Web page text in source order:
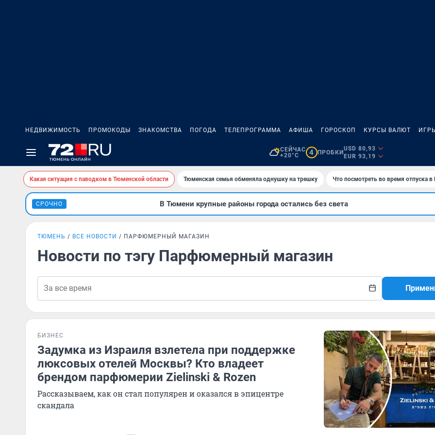
НЕДВИЖИМОСТЬ ПРОМОКОДЫ ЗНАКОМСТВА ПОГОДА ТЕЛЕПРОГРАММА АФИША ГОРОСКОП КУРСЫ ВАЛЮТ
СЕЙЧАС
+20°C
4 ПРОБКИ
USD 80,93
EUR 93,19
Какая ситуация с паводком в Тюменской области Тюменская семья обменяла однушку на трешку Что посмотреть во время отпуска в
СРОЧНО В Тюмени крупные районы города остались без света
ТЮМЕНЬ ВСЕ НОВОСТИ ПАРФЮМЕРНЫЙ МАГАЗИН
Новости по тэгу Парфюмерный магазин
БИЗНЕС
Задумка из Израиля взлетела при поддержке
люксовых отелей Москвы? Кто владеет
брендом парфюмерии Zielinski & Rozen
Рассказываем, как он стал популярен и оказался в эпицентре
скандала